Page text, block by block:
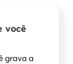
você
grava a